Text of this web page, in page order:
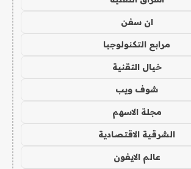
ان سفن
مرابع التكنولوجيا
خيال التقنية
شوف ويب
مجلة الاسهم
الشرقية الاقتصادية
عالم الايفون